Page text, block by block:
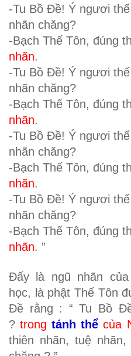
-Tu Bồ Đề! Ý ngươi
nhãn chăng?
-Bạch Thế Tôn, đúng
nhãn.
-Tu Bồ Đề! Ý ngươi
nhãn chăng?
-Bạch Thế Tôn, đúng
nhãn.
-Tu Bồ Đề! Ý ngươi
nhãn chăng?
-Bạch Thế Tôn, đúng
nhãn.
-Tu Bồ Đề! Ý ngươi
nhãn chăng?
-Bạch Thế Tôn, đúng
nhãn. ”
Đấy là ngũ nhãn
học, là phật Thế Tôn
Đề rằng : “ Tu Bồ
?trongtánh thể của
thiên nhãn, tuệ